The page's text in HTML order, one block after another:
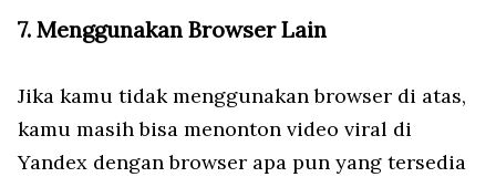
7. Menggunakan Browser Lain
Jika kamu tidak menggunakan browser di atas,
kamu masih bisa menonton video viral di
Yandex dengan browser apa pun yang tersedia